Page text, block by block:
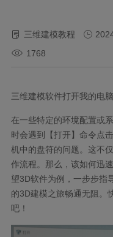
三维建模教程
1768
三维建模软件打开我的电
在一些特定的环境配置或
时会遇到【打开】命令点
机中的盘符的问题。这不
作流程。那么，该如何迅
望3D软件为例，一步步指
的3D建模之旅畅通无阻。
吧！